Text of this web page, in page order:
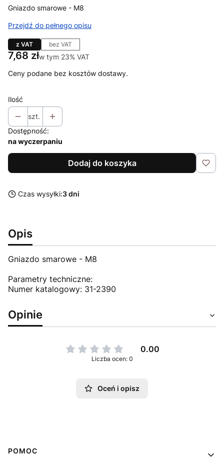
Gniazdo smarowe - M8
Przejdź do pełnego opisu
z VAT bez VAT
Cena
7,68 złw tym 23% VAT
w tym 23% VAT
Ceny podane bez kosztów dostawy.
Ilość
szt.
Dostępność:
na wyczerpaniu
Dodaj do koszyka
Czas wysyłki:3 dni
Opis
Gniazdo smarowe - M8
Parametry techniczne:
Numer katalogowy: 31-2390
Opinie
0.00
Liczba ocen: 0
Oceń i opisz
Linki w stopce
POMOC